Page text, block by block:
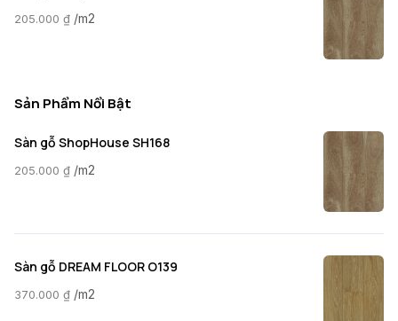
205.000 ₫ /m2
Sản Phẩm Nổi Bật
Sàn gỗ ShopHouse SH168
205.000 ₫ /m2
Sàn gỗ DREAM FLOOR O139
370.000 ₫ /m2